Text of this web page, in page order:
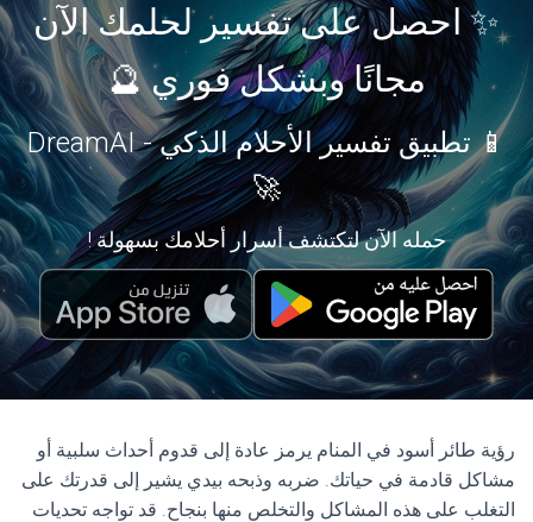
✨ احصل على تفسير لحلمك الآن
مجانًا وبشكل فوري 🔮
📱 تطبيق تفسير الأحلام الذكي - DreamAI
🚀
حمله الآن لتكتشف أسرار أحلامك بسهولة !
رؤية طائر أسود في المنام يرمز عادة إلى قدوم أحداث سلبية أو
مشاكل قادمة في حياتك. ضربه وذبحه بيدي يشير إلى قدرتك على
التغلب على هذه المشاكل والتخلص منها بنجاح. قد تواجه تحديات